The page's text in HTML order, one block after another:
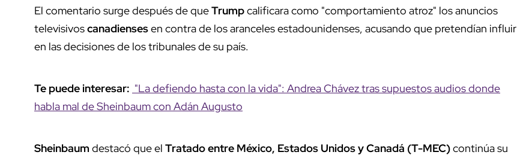
El comentario surge después de queTrumpcalificara como "comportamiento atroz" los anuncios
televisivoscanadiensesen contra de los aranceles estadounidenses, acusando que pretendían influir
en las decisiones de los tribunales de su país.
Te puede interesar: "La defiendo hasta con la vida": Andrea Chávez tras supuestos audios donde
habla mal de Sheinbaum con Adán Augusto
Sheinbaum destacó que el Tratado entre México, Estados Unidos y Canadá (T-MEC)continúa su